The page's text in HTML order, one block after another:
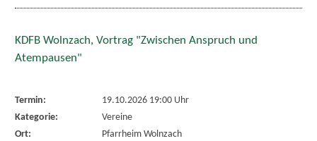
KDFB Wolnzach, Vortrag "Zwischen Anspruch und
Atempausen"
Termin:
19.10.2026 19:00 Uhr
Kategorie:
Vereine
Ort:
Pfarrheim Wolnzach